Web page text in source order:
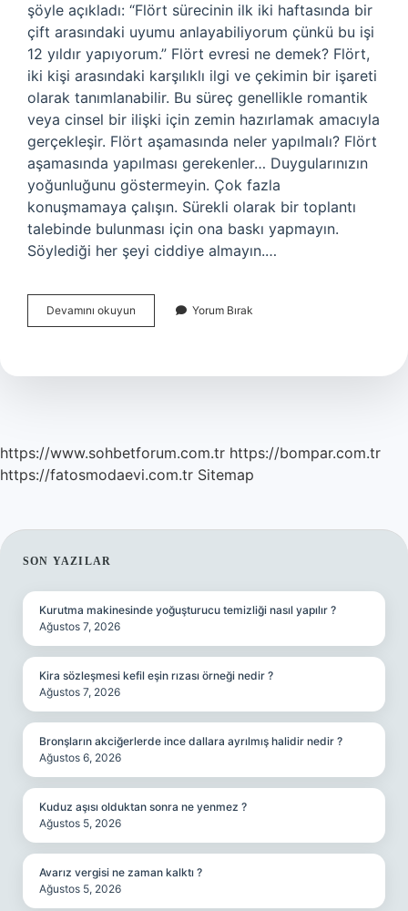
şöyle açıkladı: “Flört sürecinin ilk iki haftasında bir
çift arasındaki uyumu anlayabiliyorum çünkü bu işi
12 yıldır yapıyorum.” Flört evresi ne demek? Flört,
iki kişi arasındaki karşılıklı ilgi ve çekimin bir işareti
olarak tanımlanabilir. Bu süreç genellikle romantik
veya cinsel bir ilişki için zemin hazırlamak amacıyla
gerçekleşir. Flört aşamasında neler yapılmalı? Flört
aşamasında yapılması gerekenler… Duygularınızın
yoğunluğunu göstermeyin. Çok fazla
konuşmamaya çalışın. Sürekli olarak bir toplantı
talebinde bulunması için ona baskı yapmayın.
Söylediği her şeyi ciddiye almayın.…
Devamını okuyun
Kadar
Edilmeli
Yorum Bırak
https://www.sohbetforum.com.tr https://bompar.com.tr
https://fatosmodaevi.com.tr Sitemap
SIDEBAR
SON YAZILAR
Kurutma makinesinde yoğuşturucu temizliği nasıl yapılır ?
Ağustos 7, 2026
Kira sözleşmesi kefil eşin rızası örneği nedir ?
Ağustos 7, 2026
Bronşların akciğerlerde ince dallara ayrılmış halidir nedir ?
Ağustos 6, 2026
Kuduz aşısı olduktan sonra ne yenmez ?
Ağustos 5, 2026
Avarız vergisi ne zaman kalktı ?
Ağustos 5, 2026